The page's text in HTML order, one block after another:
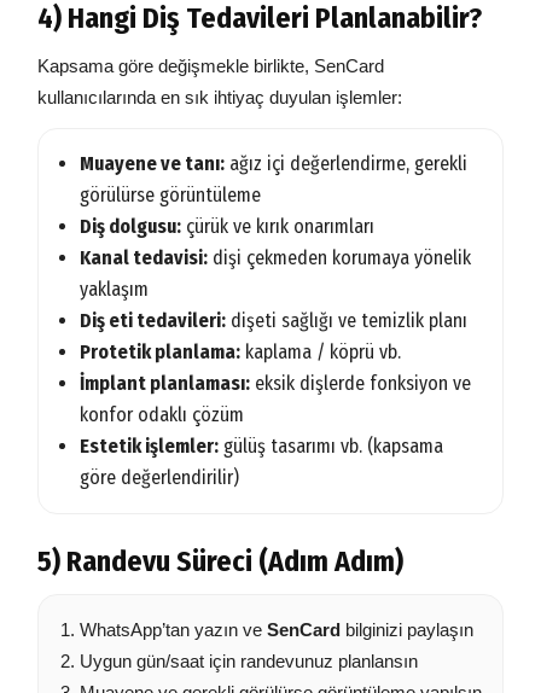
4) Hangi Diş Tedavileri Planlanabilir?
Kapsama göre değişmekle birlikte, SenCard
kullanıcılarında en sık ihtiyaç duyulan işlemler:
Muayene ve tanı: ağız içi değerlendirme, gerekli
görülürse görüntüleme
Diş dolgusu: çürük ve kırık onarımları
Kanal tedavisi: dişi çekmeden korumaya yönelik
yaklaşım
Diş eti tedavileri: dişeti sağlığı ve temizlik planı
Protetik planlama: kaplama / köprü vb.
İmplant planlaması: eksik dişlerde fonksiyon ve
konfor odaklı çözüm
Estetik işlemler: gülüş tasarımı vb. (kapsama
göre değerlendirilir)
5) Randevu Süreci (Adım Adım)
WhatsApp’tan yazın ve SenCard bilginizi paylaşın
Uygun gün/saat için randevunuz planlansın